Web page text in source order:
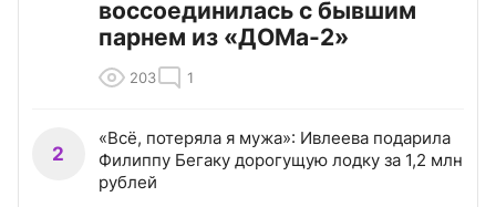
воссоединилась с бывшим
парнем из «ДОМа-2»
203 1
2
«Всё, потеряла я мужа»: Ивлеева подарила
Филиппу Бегаку дорогущую лодку за 1,2 млн
рублей